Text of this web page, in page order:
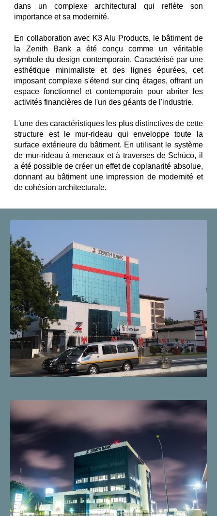
dans un complexe architectural qui reflète son
importance et sa modernité.
En collaboration avec K3 Alu Products, le bâtiment de
la Zenith Bank a été conçu comme un véritable
symbole du design contemporain. Caractérisé par une
esthétique minimaliste et des lignes épurées, cet
imposant complexe s'étend sur cinq étages, offrant un
espace fonctionnel et contemporain pour abriter les
activités financières de l'un des géants de l'industrie.
L'une des caractéristiques les plus distinctives de cette
structure est le mur-rideau qui enveloppe toute la
surface extérieure du bâtiment. En utilisant le système
de mur-rideau à meneaux et à traverses de Schüco, il
a été possible de créer un effet de coplanarité absolue,
donnant au bâtiment une impression de modernité et
de cohésion architecturale.